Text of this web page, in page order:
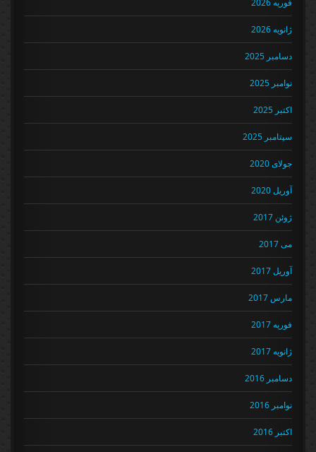
ژانویه 2026
دسامبر 2025
نوامبر 2025
اکتبر 2025
سپتامبر 2025
جولای 2020
آوریل 2020
ژوئن 2017
می 2017
آوریل 2017
مارس 2017
فوریه 2017
ژانویه 2017
دسامبر 2016
نوامبر 2016
اکتبر 2016